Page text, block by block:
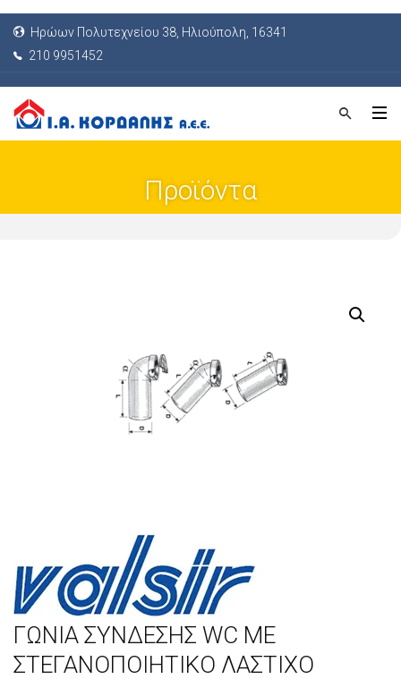
Ηρώων Πολυτεχνείου 38, Ηλιούπολη, 16341
210 9951452
Προϊόντα
ΓΩΝΙΑ ΣΥΝΔΕΣΗΣ WC ΜΕ
ΣΤΕΓΑΝΟΠΟΙΗΤΙΚΟ ΛΑΣΤΙΧΟ